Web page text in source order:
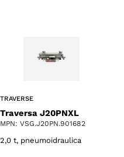
TRAVERSE
Traversa J20PNXL
MPN: VSG.J20PN.901682
2,0 t, pneumoidraulica